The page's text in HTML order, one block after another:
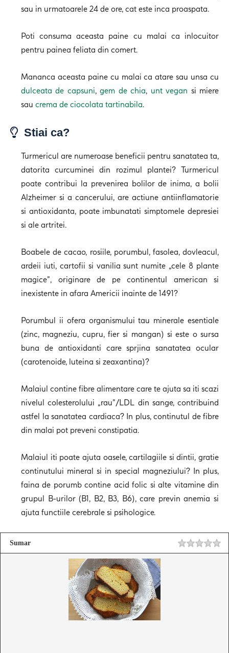
sau in urmatoarele 24 de ore, cat este inca proaspata.
Poti consuma aceasta paine cu malai ca inlocuitor
pentru painea feliata din comert.
Mananca aceasta paine cu malai ca atare sau unsa cu
dulceata de capsuni,gem de chia, unt vegan si miere
sau crema de ciocolata tartinabila.
Stiai ca?
Turmericul are numeroase beneficii pentru sanatatea ta,
datorita curcuminei din rozimul plantei? Turmericul
poate contribui la prevenirea bolilor de inima, a bolii
Alzheimer si a cancerului, are actiune antiinflamatorie
si antioxidanta, poate imbunatati simptomele depresiei
si ale artritei.
Boabele de cacao, rosiile, porumbul, fasolea, dovleacul,
ardeii iuti, cartofii si vanilia sunt numite „cele 8 plante
magice”, originare de pe continentul american si
inexistente in afara Americii inainte de 1491?
Porumbul ii ofera organismului tau minerale esentiale
(zinc, magneziu, cupru, fier si mangan) si este o sursa
buna de antioxidanti care sprjina sanatatea ocular
(carotenoide, luteina si zeaxantina)?
Malaiul contine fibre alimentare care te ajuta sa iti scazi
nivelul colesterolului „rau”/LDL din sange, contribuind
astfel la sanatatea cardiaca? In plus, continutul de fibre
din malai pot preveni constipatia.
Malaiul iti poate ajuta oasele, cartilagiile si dintii, gratie
continutului mineral si in special magneziului? In plus,
faina de porumb contine acid folic si alte vitamine din
grupul B-urilor (B1, B2, B3, B6), care previn anemia si
ajuta functiile cerebrale si psihologice.
Sumar